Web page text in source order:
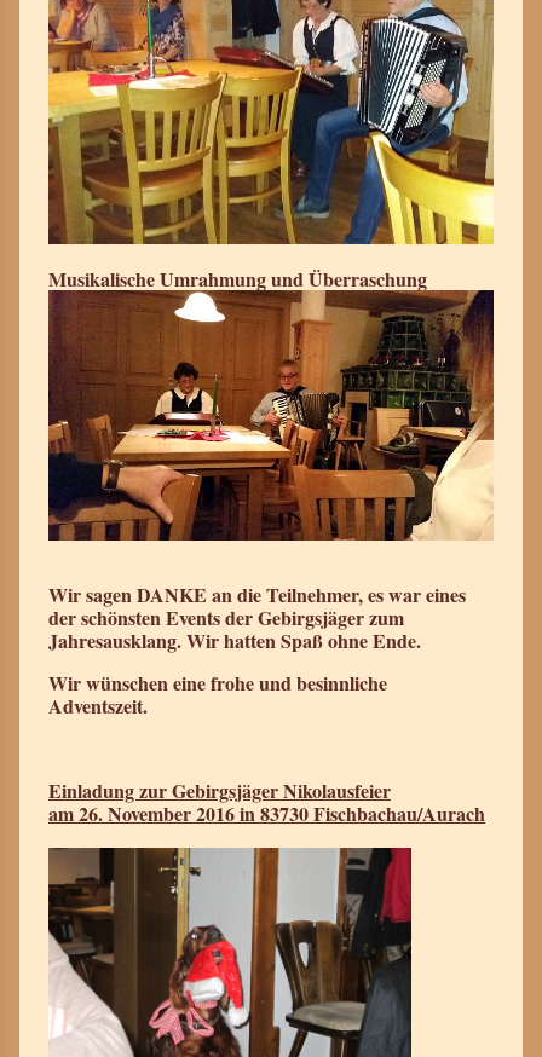
Musikalische Umrahmung und Überraschung
Wir sagen DANKE an die Teilnehmer, es war eines
der schönsten Events der Gebirgsjäger zum
Jahresausklang. Wir hatten Spaß ohne Ende.
Wir wünschen eine frohe und besinnliche
Adventszeit.
Einladung zur Gebirgsjäger Nikolausfeier
am 26. November 2016 in 83730 Fischbachau/Aurach